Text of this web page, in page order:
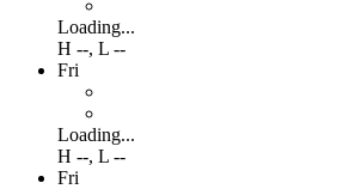
Loading...
H --, L --
Fri
Loading...
H --, L --
Fri